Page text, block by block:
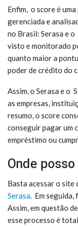
Enfim, o score é
gerenciada e
no Brasil: Serasa e o
visto e monitorado
quanto maior a
poder de crédito do
Assim, o Serasa e o
as empresas,
resumo, o score
conseguir pagar um
empréstimo ou
Onde
Basta acessar o site
Serasa. Em seguida,
Assim, em questão
esse processo é